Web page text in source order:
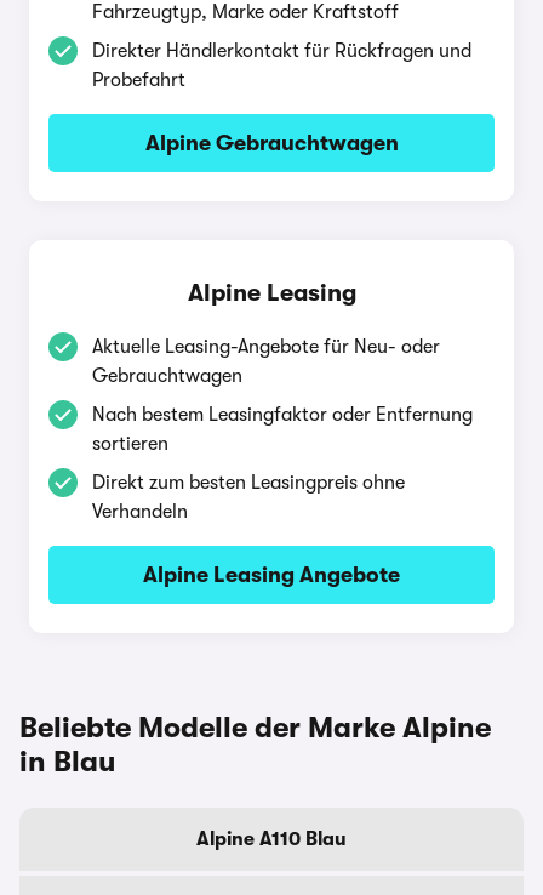
Fahrzeugtyp, Marke oder Kraftstoff
Direkter Händlerkontakt für Rückfragen und
Probefahrt
Alpine Gebrauchtwagen
Alpine Leasing
Aktuelle Leasing-Angebote für Neu- oder
Gebrauchtwagen
Nach bestem Leasingfaktor oder Entfernung
sortieren
Direkt zum besten Leasingpreis ohne
Verhandeln
Alpine Leasing Angebote
Beliebte Modelle der Marke Alpine
in Blau
Alpine A110 Blau